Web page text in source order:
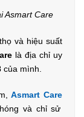
Asmart Care
và hiệu suất
là địa chỉ uy
của mình.
Asmart Care
và chỉ sử